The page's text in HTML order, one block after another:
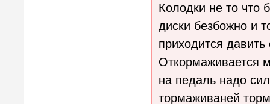
Колодки не то что
диски безбожно и
приходится
Откормаживается
на педаль надо
тормаживаней